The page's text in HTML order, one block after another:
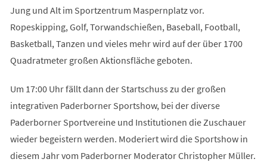
Jung und Alt im Sportzentrum Maspernplatz vor.
Ropeskipping, Golf, Torwandschießen, Baseball, Football,
Basketball, Tanzen und vieles mehr wird auf der über 1700
Quadratmeter großen Aktionsfläche geboten.
Um 17:00 Uhr fällt dann der Startschuss zu der großen
integrativen Paderborner Sportshow, bei der diverse
Paderborner Sportvereine und Institutionen die Zuschauer
wieder begeistern werden. Moderiert wird die Sportshow in
diesem Jahr vom Paderborner Moderator Christopher Müller.